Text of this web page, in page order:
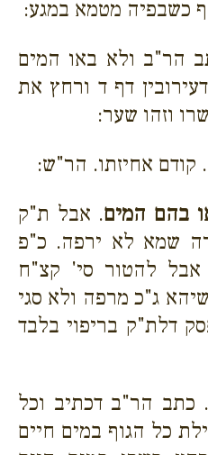
כשבפיה מטמא במגע:
הר"ב ולא באו המים
דף ד ורחץ את
וזהו שער:
. קודם אחיזתו. הר"ש:
בהם המים. אבל ת"ק
שמא לא ירפה. כ"פ
להטור סי' קצ"ח
ג"כ מרפה ולא סגי
דלת"ק בריפוי בלבד
. כתב הר"ב דכתיב וכל
כל הגוף במים חיים